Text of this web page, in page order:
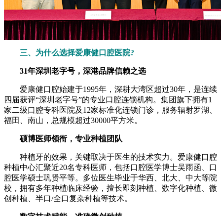
三、为什么选择爱康健口腔医院?
31年深圳老字号，深港品牌信赖之选
爱康健口腔始建于1995年，深耕大湾区超过30年，是连续
四届获评“深圳老字号”的专业口腔连锁机构。集团旗下拥有1
家二级口腔专科医院及12家标准化连锁门诊，服务辐射罗湖、
福田、南山，总规模超过30000平方米。
硕博医师领衔，专业种植团队
种植牙的效果，关键取决于医生的技术实力。爱康健口腔
种植中心汇聚近20名专科医师，包括口腔医学博士吴雨函、口
腔医学硕士巩贤平等。多位医生毕业于华西、北大、中大等院
校，拥有多年种植临床经验，擅长即刻种植、数字化种植、微
创种植、半口/全口复杂种植等技术。